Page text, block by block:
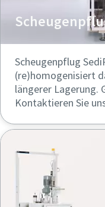
Scheugenpflug
(re)homogenisiert
längerer Lagerung.
Kontaktieren Sie